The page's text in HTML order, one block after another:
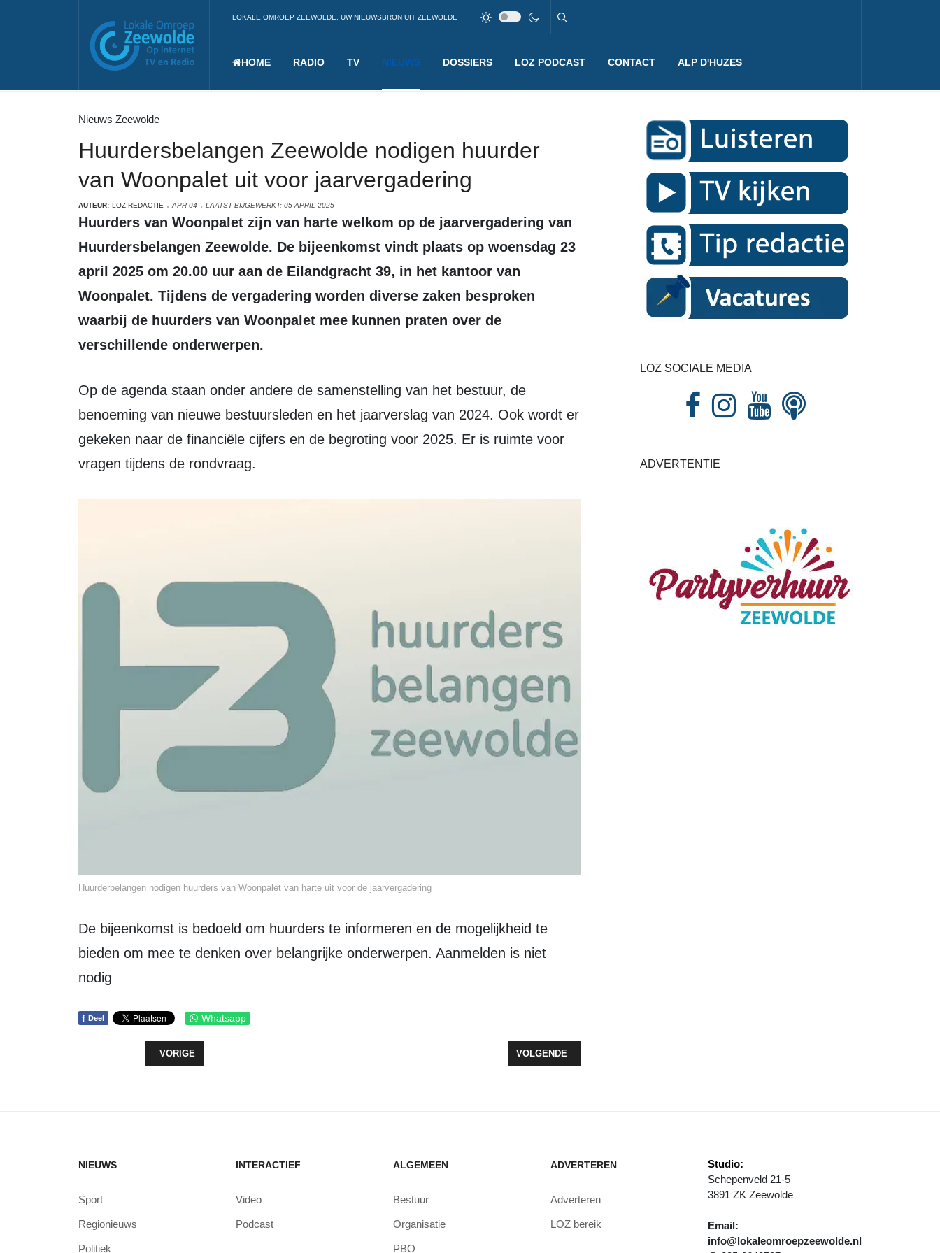
LOKALE OMROEP ZEEWOLDE, UW NIEUWSBRON UIT ZEEWOLDE
HOME RADIO TV NIEUWS DOSSIERS LOZ PODCAST CONTACT ALP D'HUZES
Nieuws Zeewolde
Huurdersbelangen Zeewolde nodigen huurder
van Woonpalet uit voor jaarvergadering
AUTEUR: LOZ REDACTIE APR 04 LAATST BIJGEWERKT: 05 APRIL 2025
Huurders van Woonpalet zijn van harte welkom op de jaarvergadering van
Huurdersbelangen Zeewolde. De bijeenkomst vindt plaats op woensdag 23
april 2025 om 20.00 uur aan de Eilandgracht 39, in het kantoor van
Woonpalet. Tijdens de vergadering worden diverse zaken besproken
waarbij de huurders van Woonpalet mee kunnen praten over de
verschillende onderwerpen.
Op de agenda staan onder andere de samenstelling van het bestuur, de
benoeming van nieuwe bestuursleden en het jaarverslag van 2024. Ook wordt er
gekeken naar de financiële cijfers en de begroting voor 2025. Er is ruimte voor
vragen tijdens de rondvraag.
Huurderbelangen nodigen huurders van Woonpalet van harte uit voor de jaarvergadering
De bijeenkomst is bedoeld om huurders te informeren en de mogelijkheid te
bieden om mee te denken over belangrijke onderwerpen. Aanmelden is niet
nodig
f Deel Whatsapp
VORIG ARTIKEL: SOCIAAL-EMOTIONELE VEILIGHEID: EEN TAAK VOOR ONS ALLEMAAL
VORIGE VOLGENDE ARTIKEL: ZEEWOLDE VIERT 80 JAAR VRIJHEID MET BEVRIJDINGSVUUR EN
VOLGENDE
LOZ SOCIALE MEDIA
ADVERTENTIE
NIEUWS
Sport
Regionieuws
Politiek
INTERACTIEF
Video
Podcast
ALGEMEEN
Bestuur
Organisatie
PBO
ADVERTEREN
Adverteren
LOZ bereik
Studio:
Schepenveld 21-5
3891 ZK Zeewolde
Email:
info@lokaleomroepzeewolde.nl